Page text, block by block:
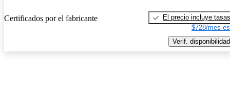
Certificados por el fabricante
El precio incluye tasas
$728/mes
Verif. disponibilidad